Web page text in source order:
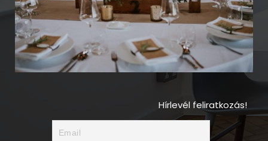
Hírlevél feliratkozás!